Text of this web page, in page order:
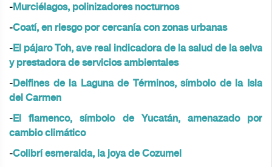
-Murciélagos, polinizadores nocturnos
-Coatí, en riesgo por cercanía con zonas urbanas
-El pájaro Toh, ave real indicadora de la salud de la selva
y prestadora de servicios ambientales
-Delfines de la Laguna de Términos, símbolo de la Isla
del Carmen
-El flamenco, símbolo de Yucatán, amenazado por
cambio climático
-Colibrí esmeralda, la joya de Cozumel